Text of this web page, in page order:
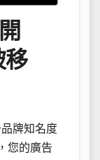
移
牌知名度
您的廣告